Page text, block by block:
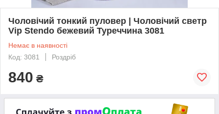
Чоловічий тонкий пуловер | Чоловічий светр
Vip Stendo бежевий Туреччина 3081
Немає в наявності
Код: 3081
Роздріб
840 ₴